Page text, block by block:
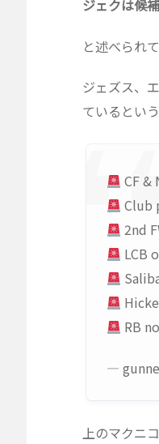
ジェクは候
と述べられ
ジェズス、
ているとい
CF
Club
2nd
LCB
RB
—
上のマクニ